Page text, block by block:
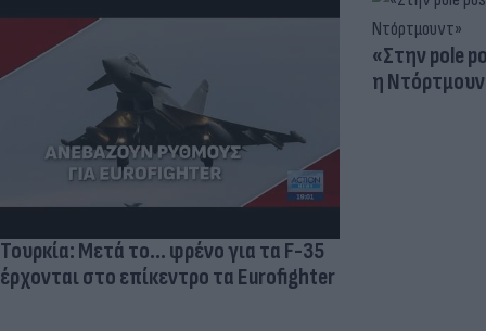
Τουρκία: Μετά το... φρένο για τα F-35
έρχονται στο επίκεντρο τα Eurofighter
«Στην pole
η